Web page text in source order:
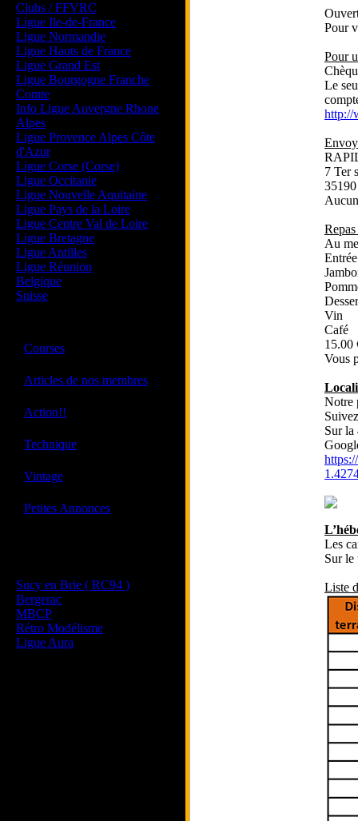
Clubs / FFVRC
Ligue Ile-de-France
Ligue Normandie
Ligue Hauts de France
Ligue Grand Est
Ligue Bourgogne Franche
Comte
Info Ligue Auvergne Rhone
Alpes
Ligue Provence Alpes Côte
d'Azur
Ligue Corse (Corse)
Ligue Occitanie
Ligue Nouvelle Aquitaine
Ligue Pays de la Loire
Ligue Centre Val de Loire
Ligue Bretagne
Ligue Antilles
Ligue Réunion
Belgique
Suisse
Courses
Articles de nos membres
Action!!
Technique
Vintage
Petites Annonces
Sucy en Brie ( RC94 )
Bergerac
MBCP
Rétro Modélisme
Ligue Aura
Pour
Pour
Le
http://
7 Ter
Au
Entrée
Vin
Café
15.00
Vous
Notre
Sur la
Les
Sur le
Liste